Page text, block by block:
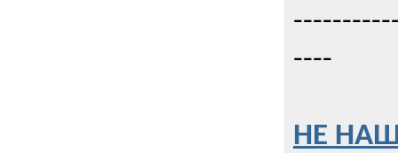
----
НЕ